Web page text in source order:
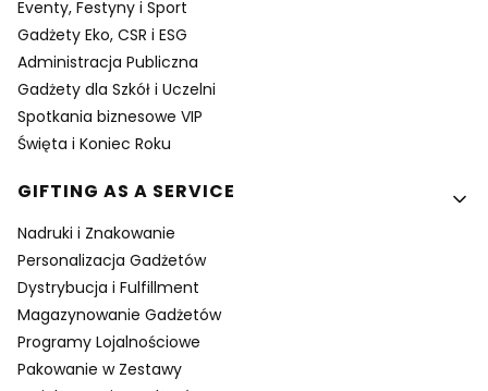
Eventy, Festyny i Sport
Gadżety Eko, CSR i ESG
Administracja Publiczna
Gadżety dla Szkół i Uczelni
Spotkania biznesowe VIP
Święta i Koniec Roku
GIFTING AS A SERVICE
Nadruki i Znakowanie
Personalizacja Gadżetów
Dystrybucja i Fulfillment
Magazynowanie Gadżetów
Programy Lojalnościowe
Pakowanie w Zestawy